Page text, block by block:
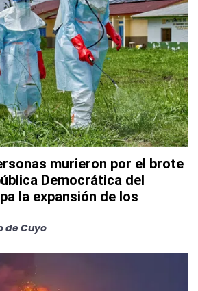
murieron por el brote
Democrática del
la expansión de los
de Cuyo